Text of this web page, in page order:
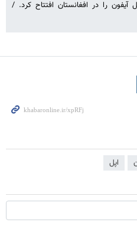
آیفون را در افغانستان افتتاح کرد. /
اپل